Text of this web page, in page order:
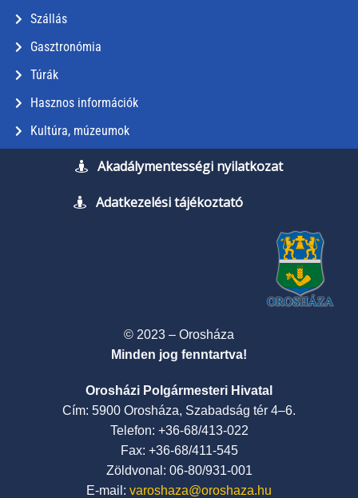
Szállás
Gasztronómia
Túrák
Hasznos információk
Kultúra, múzeumok
Akadálymentességi nyilatkozat
Adatkezelési tájékoztató
© 2023 – Orosháza
Minden jog fenntartva!
Orosházi Polgármesteri Hivatal
Cím: 5900 Orosháza, Szabadság tér 4–6.
Telefon: +36-68/413-022
Fax: +36-68/411-545
Zöldvonal: 06-80/931-001
E-mail: varoshaza@oroshaza.hu